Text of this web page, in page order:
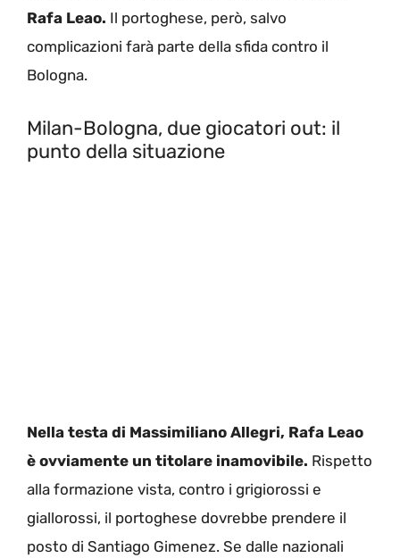
Rafa Leao. Il portoghese, però, salvo
complicazioni farà parte della sfida contro il
Bologna.
Milan-Bologna, due giocatori out: il
punto della situazione
Nella testa di Massimiliano Allegri, Rafa Leao
è ovviamente un titolare inamovibile. Rispetto
alla formazione vista, contro i grigiorossi e
giallorossi, il portoghese dovrebbe prendere il
posto di Santiago Gimenez. Se dalle nazionali